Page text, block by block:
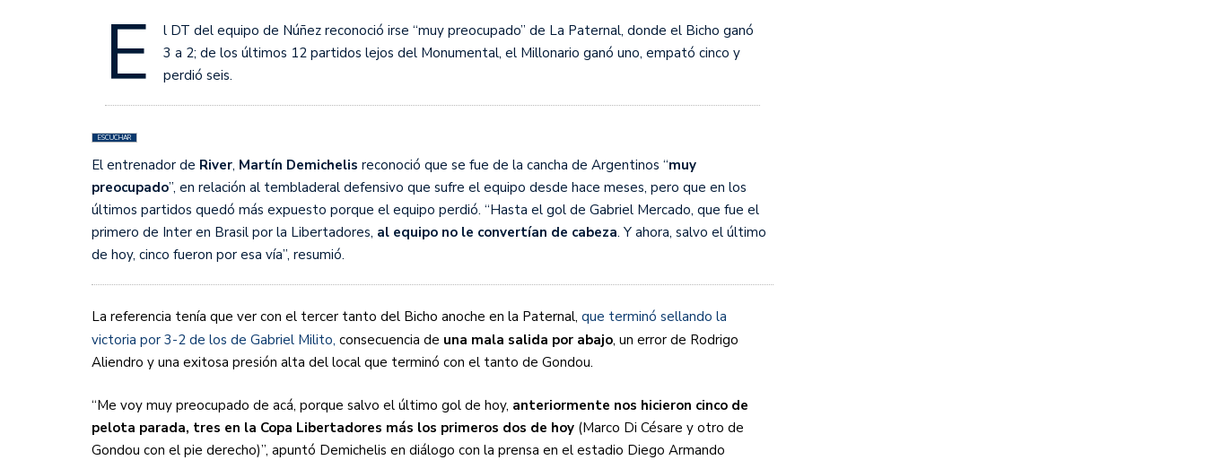
E
l DT del equipo de Núñez reconoció irse “muy preocupado” de La Paternal, donde el Bicho ganó
3 a 2; de los últimos 12 partidos lejos del Monumental, el Millonario ganó uno, empató cinco y
perdió seis.
ESCUCHAR
El entrenador de River, Martín Demichelis reconoció que se fue de la cancha de Argentinos “muy
preocupado”, en relación al tembladeral defensivo que sufre el equipo desde hace meses, pero que en los
últimos partidos quedó más expuesto porque el equipo perdió. “Hasta el gol de Gabriel Mercado, que fue el
primero de Inter en Brasil por la Libertadores, al equipo no le convertían de cabeza. Y ahora, salvo el último
de hoy, cinco fueron por esa vía”, resumió.
La referencia tenía que ver con el tercer tanto del Bicho anoche en la Paternal, que terminó sellando la
victoria por 3-2 de los de Gabriel Milito, consecuencia de una mala salida por abajo, un error de Rodrigo
Aliendro y una exitosa presión alta del local que terminó con el tanto de Gondou.
“Me voy muy preocupado de acá, porque salvo el último gol de hoy, anteriormente nos hicieron cinco de
pelota parada, tres en la Copa Libertadores más los primeros dos de hoy (Marco Di Césare y otro de
Gondou con el pie derecho)”, apuntó Demichelis en diálogo con la prensa en el estadio Diego Armando